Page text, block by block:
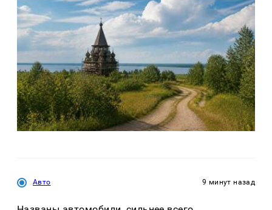
Авто 9 минут назад